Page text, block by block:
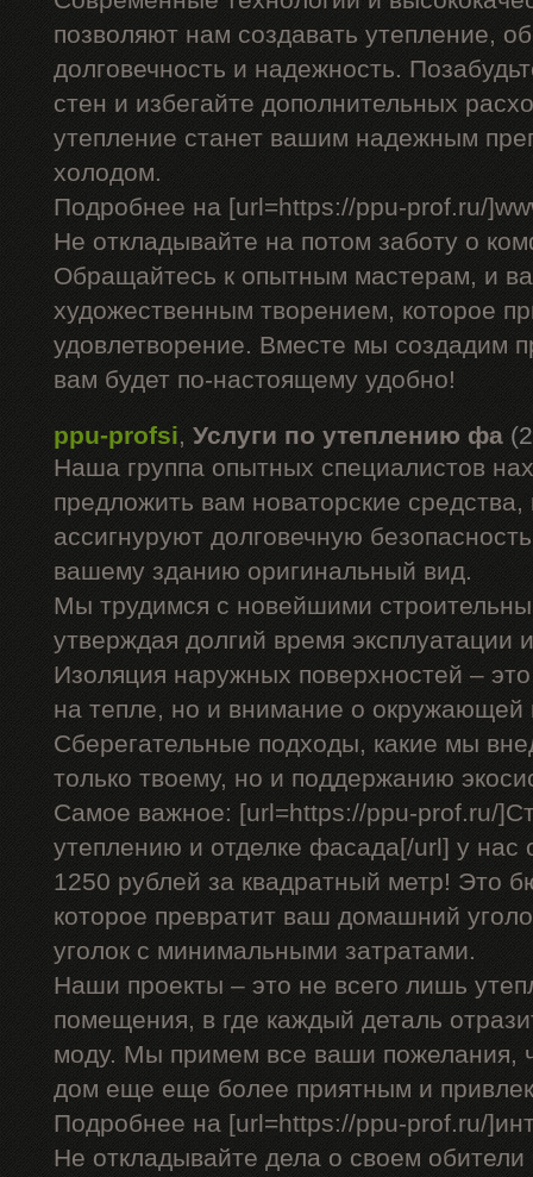
позволяют нам создавать утепление,
долговечность и надежность.
стен и избегайте дополнительных
утепление станет вашим надежным
холодом.
Подробнее на [url=https://ppu-prof.ru/
Не откладывайте на потом заботу о
Обращайтесь к опытным мастерам, и
художественным творением, которое
удовлетворение. Вместе мы создадим
вам будет по-настоящему удобно!
ppu-profsi, Услуги по утеплению фа
Наша группа опытных специалистов
предложить вам новаторские средства,
ассигнуруют долговечную
вашему зданию оригинальный вид.
Мы трудимся с новейшими
утверждая долгий время эксплуатации
Изоляция наружных поверхностей –
на тепле, но и внимание о окружающей
Сберегательные подходы, какие мы
только твоему, но и поддержанию
Самое важное: [url=https://ppu-prof.ru/
утеплению и отделке фасада[/url] у нас
1250 рублей за квадратный метр! Это
которое превратит ваш домашний
уголок с минимальными затратами.
Наши проекты – это не всего лишь
помещения, в где каждый деталь
моду. Мы примем все ваши пожелания,
дом еще еще более приятным и
Подробнее на [url=https://ppu-prof.ru/
Не откладывайте дела о своем